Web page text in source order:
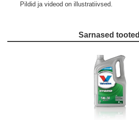
Pildid ja videod on illustratiivsed.
Sarnased tooted